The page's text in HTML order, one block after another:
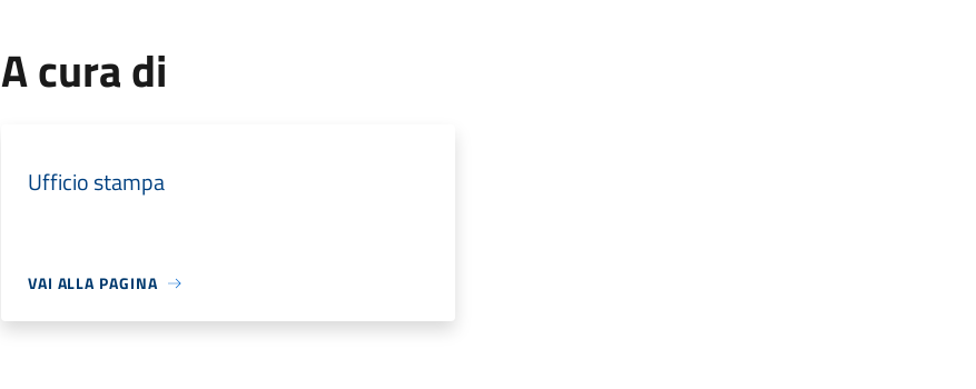
A cura di
Ufficio stampa
VAI ALLA PAGINA